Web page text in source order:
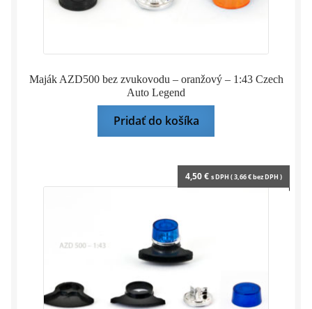
Maják AZD500 bez zvukovodu – oranžový – 1:43 Czech
Auto Legend
Pridať do košíka
4,50€ s DPH (3,66€bez DPH )